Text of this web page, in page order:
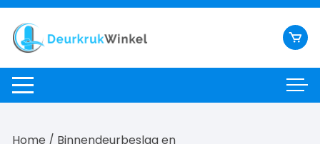
Ga
naar
inhoud
Home / Binnendeurbeslag en